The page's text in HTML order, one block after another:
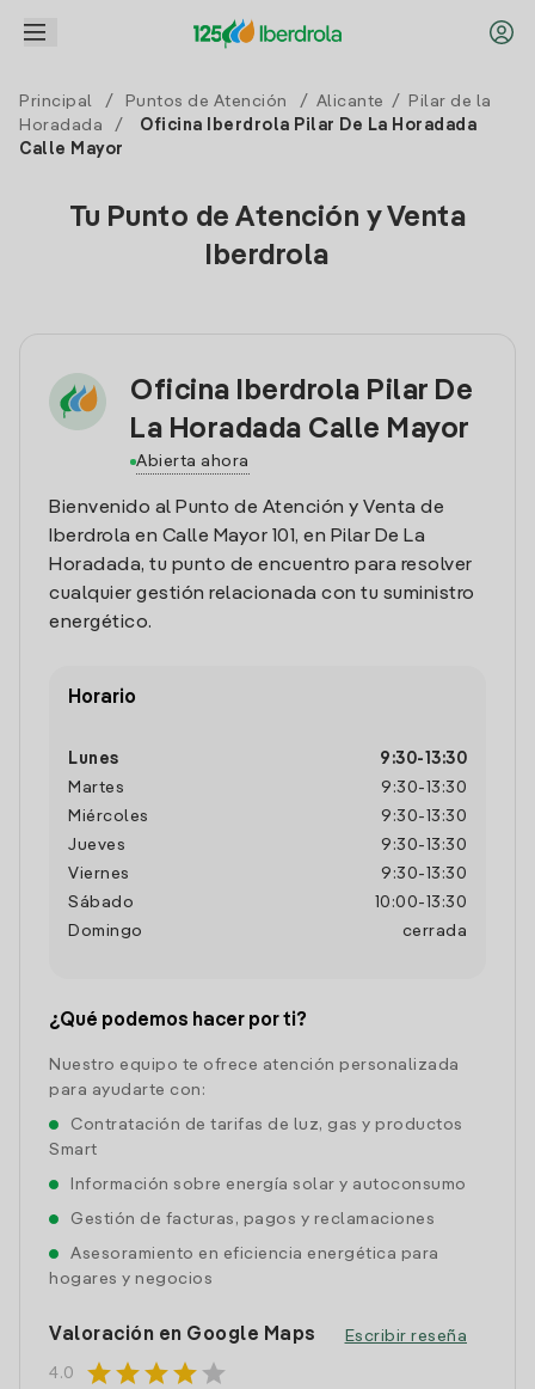
Principal / Puntos de Atención / Alicante /
Pilar de la
Horadada
/
Oficina Iberdrola Pilar De La Horadada
Calle Mayor
Tu Punto de Atención y Venta
Iberdrola
Oficina Iberdrola Pilar De
La Horadada Calle Mayor
Abierta ahora
Bienvenido al Punto de Atención y Venta de
Iberdrola en Calle Mayor 101, en Pilar De La
Horadada, tu punto de encuentro para resolver
cualquier gestión relacionada con tu suministro
energético.
Horario
Lunes 9:30- 13:30
Martes
9:30- 13:30
Miércoles
9:30- 13:30
Jueves
9:30- 13:30
Viernes
9:30- 13:30
Sábado
10:00- 13:30
Domingo
cerrada
¿Qué podemos hacer por ti?
Nuestro equipo te ofrece atención personalizada
para ayudarte con:
Contratación de tarifas de luz, gas y productos
Smart
Información sobre energía solar y autoconsumo
Gestión de facturas, pagos y reclamaciones
Asesoramiento en eficiencia energética para
hogares y negocios
Valoración en Google Maps
4.0 starstarstarstar star
Escribir reseña